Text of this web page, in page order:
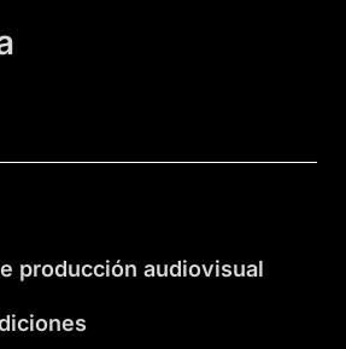
producción audiovisual